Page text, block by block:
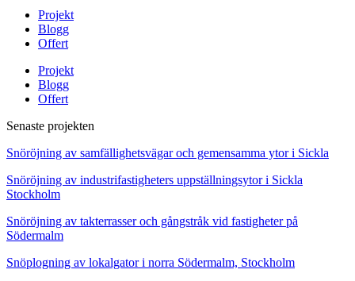
Projekt
Blogg
Offert
Projekt
Blogg
Offert
Senaste projekten
Snöröjning av samfällighetsvägar och gemensamma ytor i Sickla
Snöröjning av industrifastigheters uppställningsytor i Sickla
Stockholm
Snöröjning av takterrasser och gångstråk vid fastigheter på
Södermalm
Snöplogning av lokalgator i norra Södermalm, Stockholm